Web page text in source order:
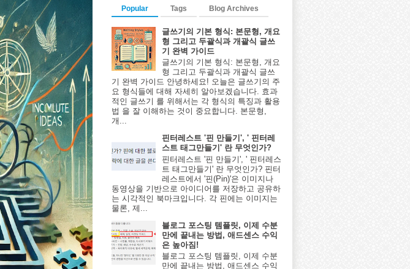
Popular Tags Blog Archives
글쓰기의 기본 형식: 본문형, 개요
형 그리고 두괄식과 개괄식 글쓰
기 완벽 가이드
글쓰기의 기본 형식: 본문형, 개요
형 그리고 두괄식과 개괄식 글쓰
기 완벽 가이드 안녕하세요! 오늘은 글쓰기의 주
요 형식들에 대해 자세히 알아보겠습니다. 효과
적인 글쓰기 를 위해서는 각 형식의 특징과 활용
법 을 잘 이해하는 것이 중요합니다. 본문형,
개...
핀터레스트 '핀 만들기', ' 핀터레
스트 태그만들기' 란 무엇인가?
핀터레스트 '핀 만들기', ' 핀터레스
트 태그만들기' 란 무엇인가? 핀터
레스트에서 '핀(Pin)'은 이미지나
동영상을 기반으로 아이디어를 저장하고 공유하
는 시각적인 북마크입니다. 각 핀에는 이미지는
물론, 제...
블로그 포스팅 템플릿, 이제 수분
만에 끝내는 방법, 애드센스 수익
은 높아짐!
블로그 포스팅 템플릿, 이제 수분
만에 끝내는 방법, 애드센스 수익